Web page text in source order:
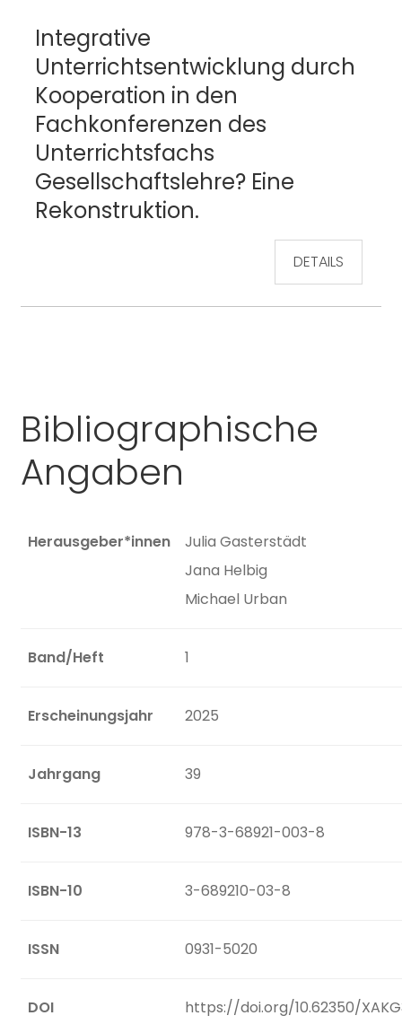
Integrative
Unterrichtsentwicklung durch
Kooperation in den
Fachkonferenzen des
Unterrichtsfachs
Gesellschaftslehre? Eine
Rekonstruktion.
DETAILS
Bibliographische
Angaben
Herausgeber*innen
Julia Gasterstädt
Jana Helbig
Michael Urban
Band/Heft 1
Erscheinungsjahr 2025
Jahrgang 39
ISBN-13 978-3-68921-003-8
ISBN-10 3-689210-03-8
ISSN 0931-5020
DOI https://doi.org/10.62350/